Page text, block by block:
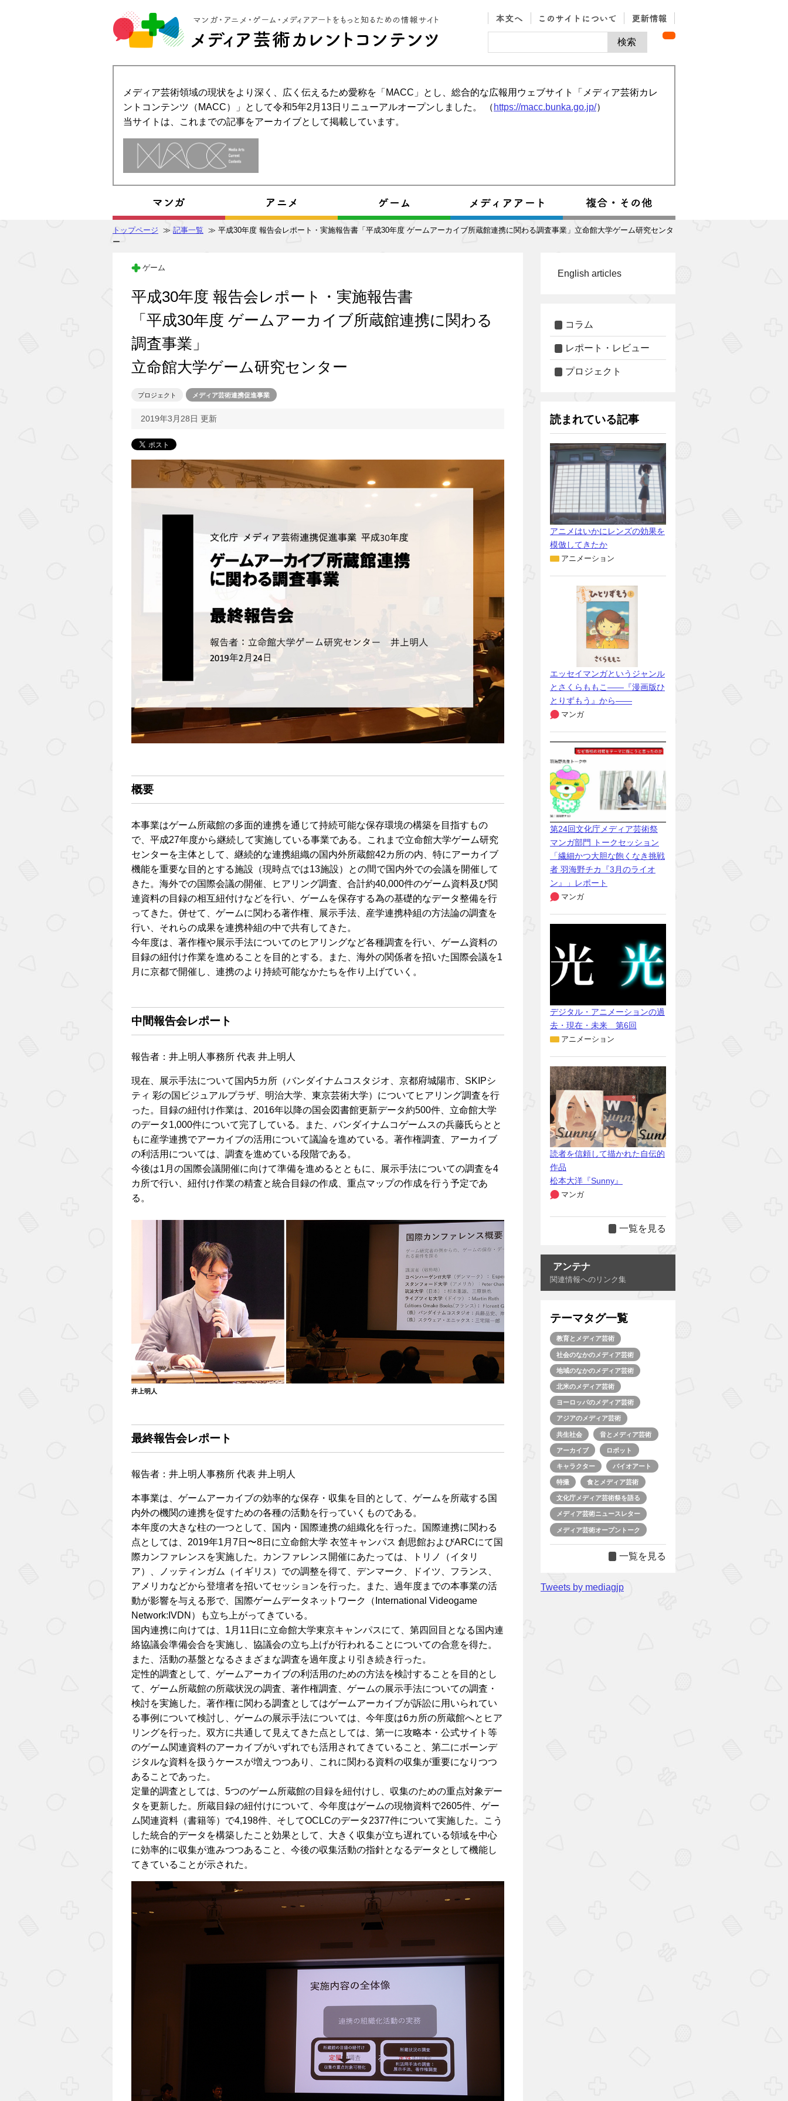
メディア芸術領域の現状をより深く、広く伝えるため愛称を「MACC」とし、総合的な広報用ウェブサイト「メディア芸術カレ
ントコンテンツ（MACC）」として令和5年2月13日リニューアルオープンしました。 （ https://macc.bunka.go.jp/）
当サイトは、これまでの記事をアーカイブとして掲載しています。
トップページ ≫ 記事一覧 ≫ 平成30年度 報告会レポート・実施報告書「平成30年度 ゲームアーカイブ所蔵館連携に関わる調査事業」立命館大学ゲーム研究センタ
ー
ゲーム
平成30年度 報告会レポート・実施報告書
「平成30年度 ゲームアーカイブ所蔵館連携に関わる
調査事業」
立命館大学ゲーム研究センター
プロジェクト メディア芸術連携促進事業
2019年3月28日 更新
概要
本事業はゲーム所蔵館の多面的連携を通じて持続可能な保存環境の構築を目指すもの
で、平成27年度から継続して実施している事業である。これまで立命館大学ゲーム研究
センターを主体として、継続的な連携組織の国内外所蔵館42カ所の内、特にアーカイブ
機能を重要な目的とする施設（現時点では13施設）との間で国内外での会議を開催して
きた。海外での国際会議の開催、ヒアリング調査、合計約40,000件のゲーム資料及び関
連資料の目録の相互紐付けなどを行い、ゲームを保存する為の基礎的なデータ整備を行
ってきた。併せて、ゲームに関わる著作権、展示手法、産学連携枠組の方法論の調査を
行い、それらの成果を連携枠組の中で共有してきた。
今年度は、著作権や展示手法についてのヒアリングなど各種調査を行い、ゲーム資料の
目録の紐付け作業を進めることを目的とする。また、海外の関係者を招いた国際会議を1
月に京都で開催し、連携のより持続可能なかたちを作り上げていく。
中間報告会レポート
報告者：井上明人事務所 代表 井上明人
現在、展示手法について国内5カ所（バンダイナムコスタジオ、京都府城陽市、SKIPシ
ティ 彩の国ビジュアルプラザ、明治大学、東京芸術大学）についてヒアリング調査を行
った。目録の紐付け作業は、2016年以降の国会図書館更新データ約500件、立命館大学
のデータ1,000件について完了している。また、バンダイナムコゲームスの兵藤氏らとと
もに産学連携でアーカイブの活用について議論を進めている。著作権調査、アーカイブ
の利活用については、調査を進めている段階である。
今後は1月の国際会議開催に向けて準備を進めるとともに、展示手法についての調査を4
カ所で行い、紐付け作業の精査と統合目録の作成、重点マップの作成を行う予定であ
る。
井上明人
最終報告会レポート
報告者：井上明人事務所 代表 井上明人
本事業は、ゲームアーカイブの効率的な保存・収集を目的として、ゲームを所蔵する国
内外の機関の連携を促すための各種の活動を行っていくものである。
本年度の大きな柱の一つとして、国内・国際連携の組織化を行った。国際連携に関わる
点としては、2019年1月7日〜8日に立命館大学 衣笠キャンパス 創思館およびARCにて国
際カンファレンスを実施した。カンファレンス開催にあたっては、トリノ（イタリ
ア）、ノッティンガム（イギリス）での調整を得て、デンマーク、ドイツ、フランス、
アメリカなどから登壇者を招いてセッションを行った。また、過年度までの本事業の活
動が影響を与える形で、国際ゲームデータネットワーク（International Videogame
Network:IVDN）も立ち上がってきている。
国内連携に向けては、1月11日に立命館大学東京キャンパスにて、第四回目となる国内連
絡協議会準備会合を実施し、協議会の立ち上げが行われることについての合意を得た。
また、活動の基盤となるさまざまな調査を過年度より引き続き行った。
定性的調査として、ゲームアーカイブの利活用のための方法を検討することを目的とし
て、ゲーム所蔵館の所蔵状況の調査、著作権調査、ゲームの展示手法についての調査・
検討を実施した。著作権に関わる調査としてはゲームアーカイブが訴訟に用いられてい
る事例について検討し、ゲームの展示手法については、今年度は6カ所の所蔵館へとヒア
リングを行った。双方に共通して見えてきた点としては、第一に攻略本・公式サイト等
のゲーム関連資料のアーカイブがいずれでも活用されてきていること、第二にボーンデ
ジタルな資料を扱うケースが増えつつあり、これに関わる資料の収集が重要になりつつ
あることであった。
定量的調査としては、5つのゲーム所蔵館の目録を紐付けし、収集のための重点対象デー
タを更新した。所蔵目録の紐付けについて、今年度はゲームの現物資料で2605件、ゲー
ム関連資料（書籍等）で4,198件、そしてOCLCのデータ2377件について実施した。こう
した統合的データを構築したこと効果として、大きく収集が立ち遅れている領域を中心
に効率的に収集が進みつつあること、今後の収集活動の指針となるデータとして機能し
てきていることが示された。
English articles
コラム
レポート・レビュー
プロジェクト
読まれている記事
アニメはいかにレンズの効果を
模倣してきたか
アニメーション
エッセイマンガというジャンル
とさくらももこ――『漫画版ひ
とりずもう』から――
マンガ
第24回文化庁メディア芸術祭
マンガ部門 トークセッション
「繊細かつ大胆な飽くなき挑戦
者 羽海野チカ『3月のライオ
ン』」レポート
マンガ
デジタル・アニメーションの過
去・現在・未来 第6回
アニメーション
読者を信頼して描かれた自伝的
作品
松本大洋『Sunny』
マンガ
一覧を見る
アンテナ
関連情報へのリンク集
テーマタグ一覧
教育とメディア芸術
社会のなかのメディア芸術
地域のなかのメディア芸術
北米のメディア芸術
ヨーロッパのメディア芸術
アジアのメディア芸術
共生社会 音とメディア芸術
アーカイブ ロボット
キャラクター バイオアート
特撮 食とメディア芸術
文化庁メディア芸術祭を語る
メディア芸術ニュースレター
メディア芸術オープントーク
一覧を見る
Tweets by mediagjp